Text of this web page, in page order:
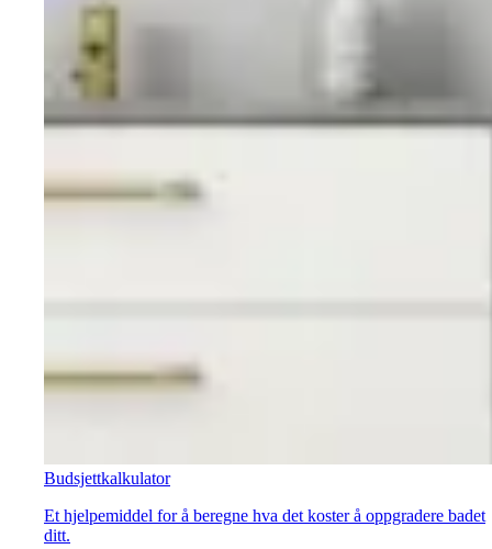
Budsjettkalkulator
Et hjelpemiddel for å beregne hva det koster å oppgradere badet
ditt.